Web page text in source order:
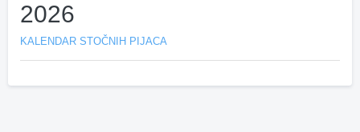
2026
KALENDAR STOČNIH PIJACA